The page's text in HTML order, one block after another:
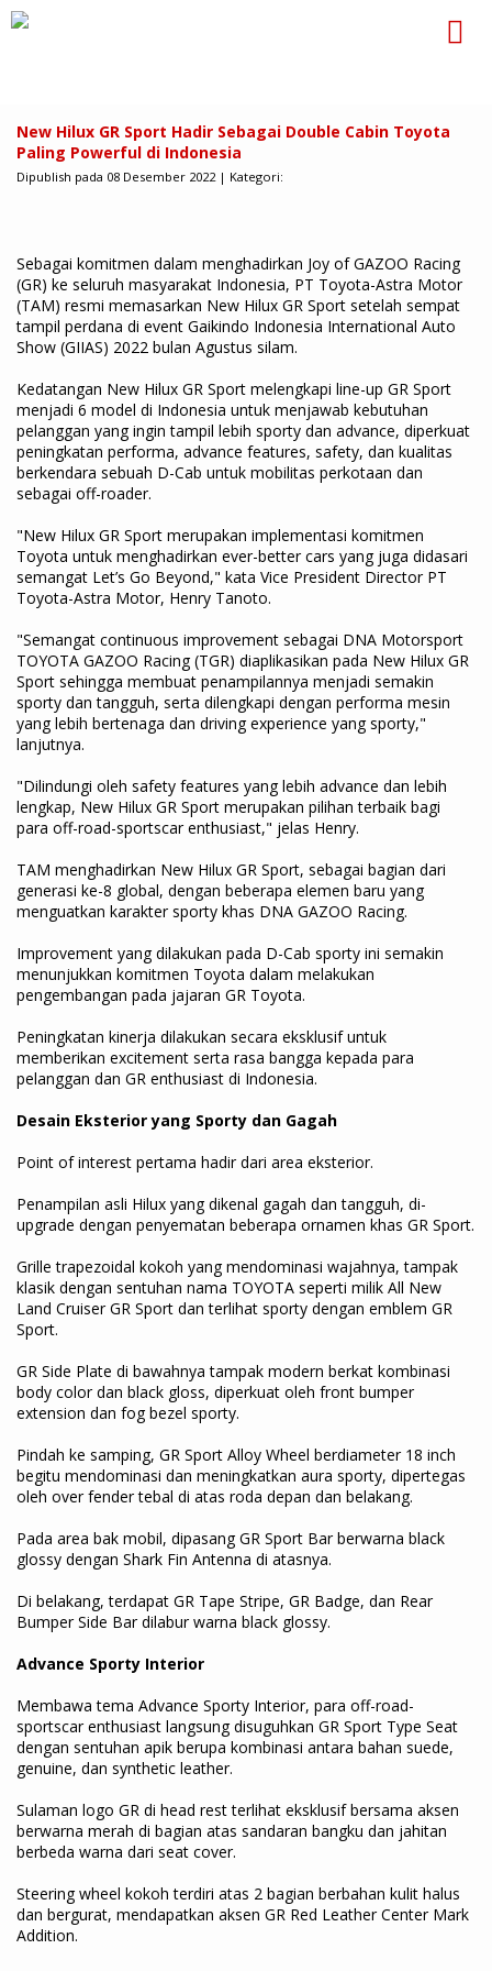
New Hilux GR Sport Hadir Sebagai Double Cabin Toyota
Paling Powerful di Indonesia
Dipublish pada 08 Desember 2022 | Kategori:
Sebagai komitmen dalam menghadirkan Joy of GAZOO Racing
(GR) ke seluruh masyarakat Indonesia, PT Toyota-Astra Motor
(TAM) resmi memasarkan New Hilux GR Sport setelah sempat
tampil perdana di event Gaikindo Indonesia International Auto
Show (GIIAS) 2022 bulan Agustus silam.
Kedatangan New Hilux GR Sport melengkapi line-up GR Sport
menjadi 6 model di Indonesia untuk menjawab kebutuhan
pelanggan yang ingin tampil lebih sporty dan advance, diperkuat
peningkatan performa, advance features, safety, dan kualitas
berkendara sebuah D-Cab untuk mobilitas perkotaan dan
sebagai off-roader.
"New Hilux GR Sport merupakan implementasi komitmen
Toyota untuk menghadirkan ever-better cars yang juga didasari
semangat Let’s Go Beyond," kata Vice President Director PT
Toyota-Astra Motor, Henry Tanoto.
"Semangat continuous improvement sebagai DNA Motorsport
TOYOTA GAZOO Racing (TGR) diaplikasikan pada New Hilux GR
Sport sehingga membuat penampilannya menjadi semakin
sporty dan tangguh, serta dilengkapi dengan performa mesin
yang lebih bertenaga dan driving experience yang sporty,"
lanjutnya.
"Dilindungi oleh safety features yang lebih advance dan lebih
lengkap, New Hilux GR Sport merupakan pilihan terbaik bagi
para off-road-sportscar enthusiast," jelas Henry.
TAM menghadirkan New Hilux GR Sport, sebagai bagian dari
generasi ke-8 global, dengan beberapa elemen baru yang
menguatkan karakter sporty khas DNA GAZOO Racing.
Improvement yang dilakukan pada D-Cab sporty ini semakin
menunjukkan komitmen Toyota dalam melakukan
pengembangan pada jajaran GR Toyota.
Peningkatan kinerja dilakukan secara eksklusif untuk
memberikan excitement serta rasa bangga kepada para
pelanggan dan GR enthusiast di Indonesia.
Desain Eksterior yang Sporty dan Gagah
Point of interest pertama hadir dari area eksterior.
Penampilan asli Hilux yang dikenal gagah dan tangguh, di-
upgrade dengan penyematan beberapa ornamen khas GR Sport.
Grille trapezoidal kokoh yang mendominasi wajahnya, tampak
klasik dengan sentuhan nama TOYOTA seperti milik All New
Land Cruiser GR Sport dan terlihat sporty dengan emblem GR
Sport.
GR Side Plate di bawahnya tampak modern berkat kombinasi
body color dan black gloss, diperkuat oleh front bumper
extension dan fog bezel sporty.
Pindah ke samping, GR Sport Alloy Wheel berdiameter 18 inch
begitu mendominasi dan meningkatkan aura sporty, dipertegas
oleh over fender tebal di atas roda depan dan belakang.
Pada area bak mobil, dipasang GR Sport Bar berwarna black
glossy dengan Shark Fin Antenna di atasnya.
Di belakang, terdapat GR Tape Stripe, GR Badge, dan Rear
Bumper Side Bar dilabur warna black glossy.
Advance Sporty Interior
Membawa tema Advance Sporty Interior, para off-road-
sportscar enthusiast langsung disuguhkan GR Sport Type Seat
dengan sentuhan apik berupa kombinasi antara bahan suede,
genuine, dan synthetic leather.
Sulaman logo GR di head rest terlihat eksklusif bersama aksen
berwarna merah di bagian atas sandaran bangku dan jahitan
berbeda warna dari seat cover.
Steering wheel kokoh terdiri atas 2 bagian berbahan kulit halus
dan bergurat, mendapatkan aksen GR Red Leather Center Mark
Addition.